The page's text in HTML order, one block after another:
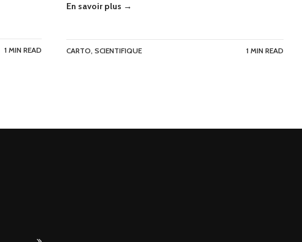
1 MIN READ
En savoir plus →
CARTO, SCIENTIFIQUE 1 MIN READ